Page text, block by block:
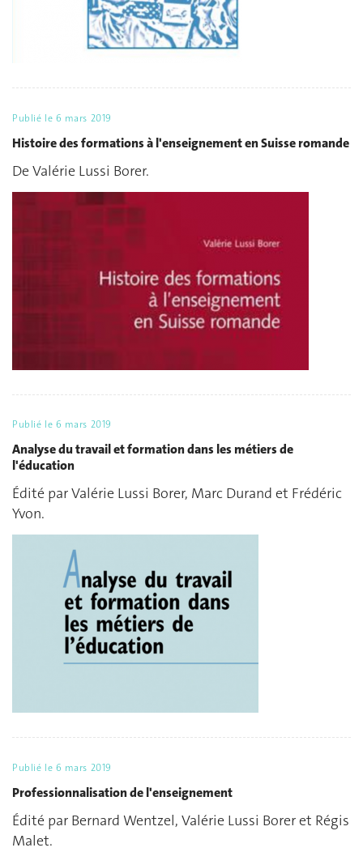
Publié le 6 mars 2019
Histoire des formations à l'enseignement en Suisse romande
De Valérie Lussi Borer.
Publié le 6 mars 2019
Analyse du travail et formation dans les métiers de
l'éducation
Édité par Valérie Lussi Borer, Marc Durand et Frédéric
Yvon.
Publié le 6 mars 2019
Professionnalisation de l'enseignement
Édité par Bernard Wentzel, Valérie Lussi Borer et Régis
Malet.